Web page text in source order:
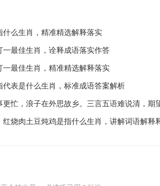
什么生肖，精准精选解释落实
一最佳生肖，诠释成语落实作答
一最佳生肖，精准精选解释落实
代表是什么生肖，标准成语答案解析
更忙，浪子在外思故乡。三言五语难说清，
红烧肉土豆炖鸡是指什么生肖，讲解词语解释